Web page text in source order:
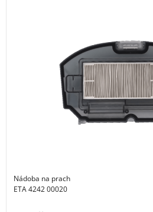
Nádoba na prach
ETA 4242 00020